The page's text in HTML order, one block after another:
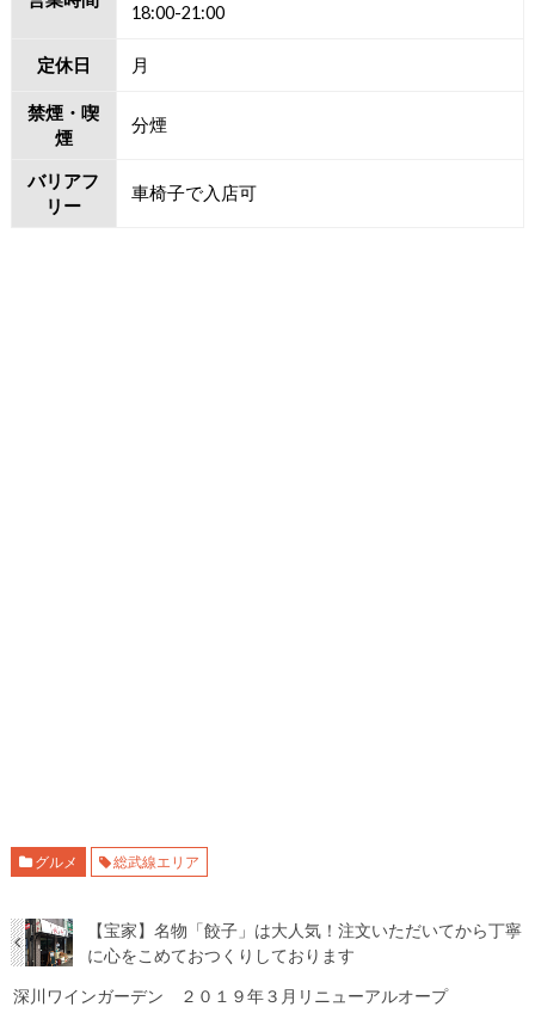
18:00-21:00
定休日 月
禁煙・喫
煙
分煙
バリアフ
リー
車椅子で入店可
グルメ 総武線エリア
【宝家】名物「餃子」は大人気！注文いただいてから丁寧
に心をこめておつくりしております
深川ワインガーデン ２０１９年３月リニューアルオープ